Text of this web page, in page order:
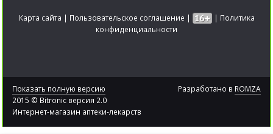
Карта сайта | Пользовательское соглашение | | Политика
конфиденциальности
Показать полную версию
2015 © Bitronic версия 2.0
Интернет-магазин аптеки-лекарств
Разработано в ROMZA